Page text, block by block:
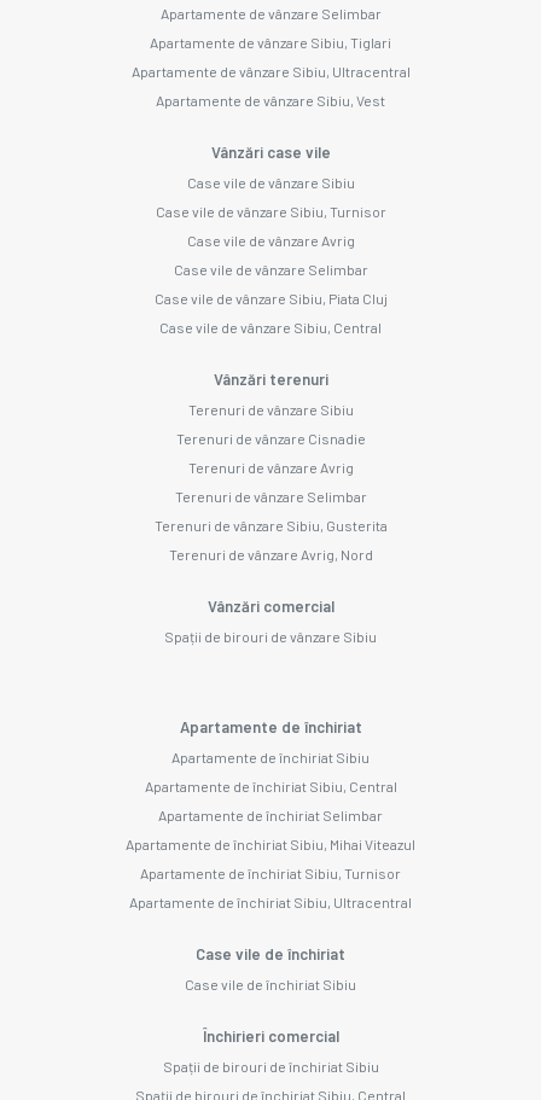
Apartamente de vânzare Selimbar
Apartamente de vânzare Sibiu, Tiglari
Apartamente de vânzare Sibiu, Ultracentral
Apartamente de vânzare Sibiu, Vest
Vânzări case vile
Case vile de vânzare Sibiu
Case vile de vânzare Sibiu, Turnisor
Case vile de vânzare Avrig
Case vile de vânzare Selimbar
Case vile de vânzare Sibiu, Piata Cluj
Case vile de vânzare Sibiu, Central
Vânzări terenuri
Terenuri de vânzare Sibiu
Terenuri de vânzare Cisnadie
Terenuri de vânzare Avrig
Terenuri de vânzare Selimbar
Terenuri de vânzare Sibiu, Gusterita
Terenuri de vânzare Avrig, Nord
Vânzări comercial
Spații de birouri de vânzare Sibiu
Apartamente de închiriat
Apartamente de închiriat Sibiu
Apartamente de închiriat Sibiu, Central
Apartamente de închiriat Selimbar
Apartamente de închiriat Sibiu, Mihai Viteazul
Apartamente de închiriat Sibiu, Turnisor
Apartamente de închiriat Sibiu, Ultracentral
Case vile de închiriat
Case vile de închiriat Sibiu
Închirieri comercial
Spații de birouri de închiriat Sibiu
Spații de birouri de închiriat Sibiu, Central